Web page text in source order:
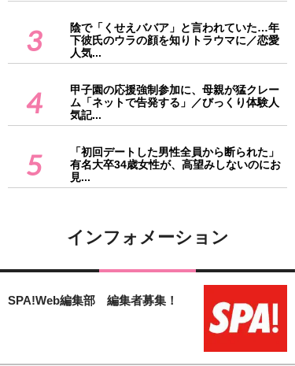
3
陰で「くせえババア」と言われていた…年
下彼氏のウラの顔を知りトラウマに／恋愛
人気...
4
甲子園の応援強制参加に、母親が猛クレー
ム「ネットで告発する」／びっくり体験人
気記...
5
「初回デートした男性全員から断られた」
有名大卒34歳女性が、高望みしないのにお
見...
インフォメーション
SPA!Web編集部 編集者募集！